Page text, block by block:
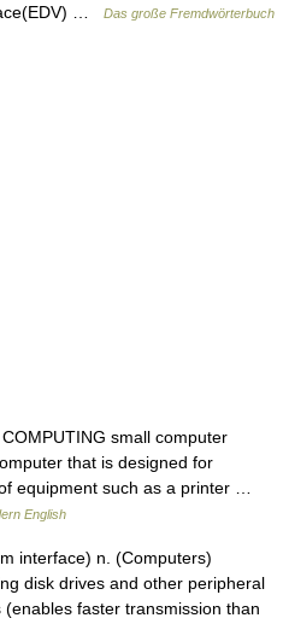
…
Das große Fremdwörterbuch
small computer
that is designed for
equipment such as a printer …
English
interface) n. (Computers)
disk drives and other peripheral
faster transmission than